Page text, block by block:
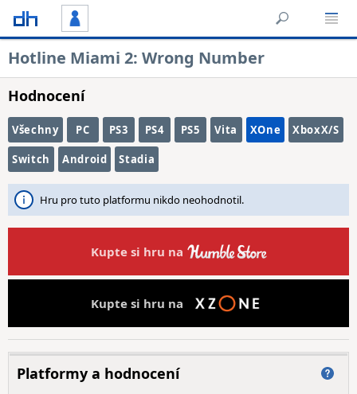
Hotline Miami 2: Wrong Number
Hodnocení
Všechny PC PS3 PS4 PS5 Vita XOne XboxX/S
Switch Android Stadia
Hru pro tuto platformu nikdo neohodnotil.
Kupte si hru na
Kupte si hru na
Platformy a hodnocení